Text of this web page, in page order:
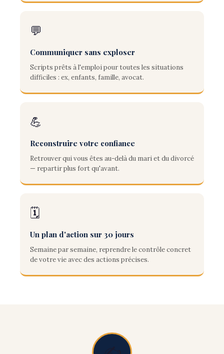
💬
Communiquer sans exploser
Scripts prêts à l'emploi pour toutes les situations
difficiles : ex, enfants, famille, avocat.
💪
Reconstruire votre confiance
Retrouver qui vous êtes au-delà du mari et du divorcé
— repartir plus fort qu'avant.
🗓️
Un plan d'action sur 30 jours
Semaine par semaine, reprendre le contrôle concret
de votre vie avec des actions précises.